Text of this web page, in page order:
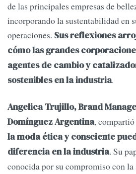
de las principales empresas de
incorporando la sustentabilidad en
operaciones. Sus reflexiones
cómo las grandes
agentes de cambio y
sostenibles en la industria.
Angelica Trujillo, Brand
Domínguez Argentina,
la moda ética y consciente
diferencia en la industria. Su
conocida por su compromiso con